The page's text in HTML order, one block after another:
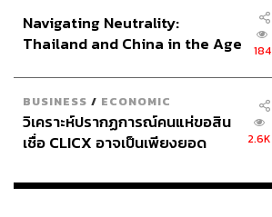
Navigating Neutrality:
Thailand and China in the Age
184
BUSINESS / ECONOMIC
วิเคราะห์ปรากฏการณ์คนแห่ขอสิน
เชื่อ CLICX อาจเป็นเพียงยอด
เรือนไทยที่ถูกซุกไว้
2.6K